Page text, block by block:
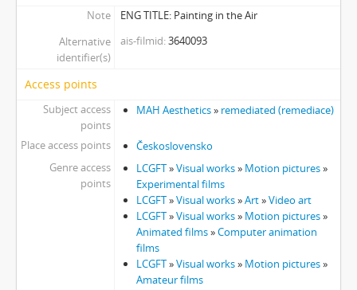
Note
ENG TITLE: Painting in the Air
Alternative
identifier(s)
ais-filmid 3640093
Access points
Subject access
points
MAH Aesthetics» remediated (remediace)
Place access points
Československo
Genre access
points
LCGFT»Visual works» Motion pictures»
Experimental films
LCGFT»Visual works»Art»Video art
LCGFT»Visual works» Motion pictures»
Animated films»Computer animation
films
LCGFT»Visual works» Motion pictures»
Amateur films